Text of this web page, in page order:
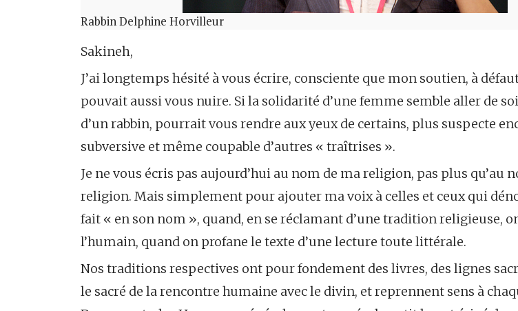
Rabbin Delphine Horvilleur
Sakineh,
J’ai longtemps hésité à vous écrire, consciente que mon soutien, à
pouvait aussi vous nuire. Si la solidarité d’une femme semble aller de
d’un rabbin, pourrait vous rendre aux yeux de certains, plus suspecte
subversive et même coupable d’autres « traîtrises ».
Je ne vous écris pas aujourd’hui au nom de ma religion, pas plus qu’au
religion. Mais simplement pour ajouter ma voix à celles et ceux qui
fait « en son nom », quand, en se réclamant d’une tradition religieuse,
l’humain, quand on profane le texte d’une lecture toute littérale.
Nos traditions respectives ont pour fondement des livres, des lignes
le sacré de la rencontre humaine avec le divin, et reprennent sens à